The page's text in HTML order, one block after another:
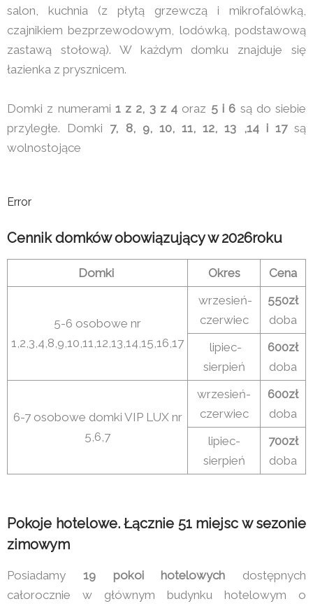
salon, kuchnia (z płytą grzewczą i mikrofalówką,
czajnikiem bezprzewodowym, lodówką, podstawową
zastawą stołową). W każdym domku znajduje się
łazienka z prysznicem.
Domki z numerami 1 z 2, 3 z 4 oraz 5 i 6 są do siebie
przyległe. Domki 7, 8, 9, 10, 11, 12, 13 ,14 i 17są
wolnostojące
Error
Cennik domków obowiązujący w 2026roku
Domki Okres Cena
5-6 osobowe nr
1,2,3,4,8,9,10,11,12,13,14,15,16,17
wrzesień-
czerwiec
550zł
doba
lipiec-
sierpień
600zł
doba
6-7 osobowe domki VIP LUX nr
5,6,7
wrzesień-
czerwiec
600zł
doba
lipiec-
sierpień
700zł
doba
Pokoje hotelowe. Łącznie 51 miejsc w sezonie
zimowym
Posiadamy 19 pokoi hotelowych dostępnych
całorocznie w głównym budynku hotelowym o